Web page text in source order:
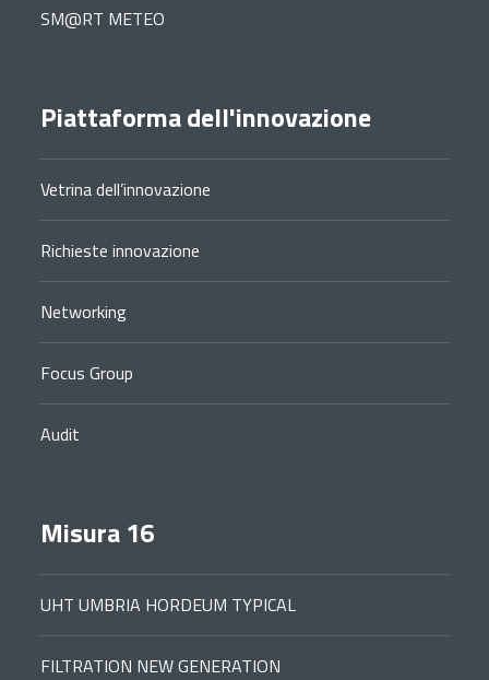
SM@RT METEO
Piattaforma dell'innovazione
Vetrina dell’innovazione
Richieste innovazione
Networking
Focus Group
Audit
Misura 16
UHT UMBRIA HORDEUM TYPICAL
FILTRATION NEW GENERATION